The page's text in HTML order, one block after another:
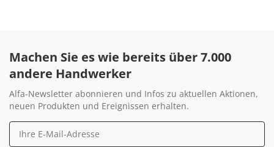
Machen Sie es wie bereits über 7.000
andere Handwerker
Alfa-Newsletter abonnieren und Infos zu aktuellen Aktionen,
neuen Produkten und Ereignissen erhalten.